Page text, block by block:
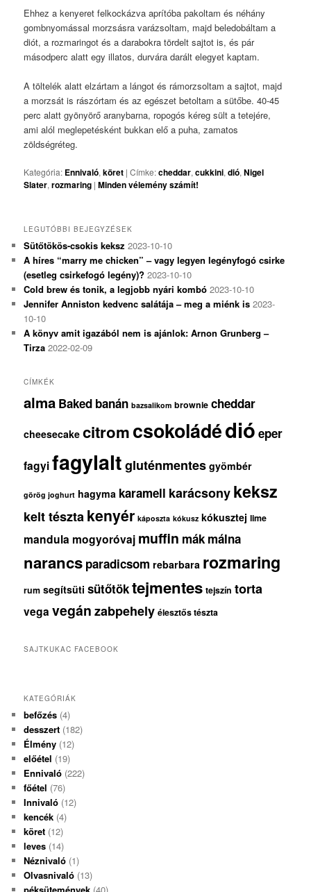
Ehhez a kenyeret felkockázva aprítóba pakoltam és néhány
gombnyomással morzsásra varázsoltam, majd beledobáltam a
diót, a rozmaringot és a darabokra tördelt sajtot is, és pár
másodperc alatt egy illatos, durvára darált elegyet kaptam.
A töltelék alatt elzártam a lángot és rámorzsoltam a sajtot, majd
a morzsát is rászórtam és az egészet betoltam a sütőbe. 40-45
perc alatt gyönyörő aranybarna, ropogós kéreg sült a tetejére,
ami alól meglepetésként bukkan elő a puha, zamatos
zöldségréteg.
Kategória: Ennivaló,köret |Címke:cheddar,cukkini,dió,Nigel
Slater,rozmaring |Minden vélemény számít!
LEGUTÓBBI BEJEGYZÉSEK
Sütőtökös-csokis keksz 2023-10-10
A híres “marry me chicken” – vagy legyen legényfogó csirke
(esetleg csirkefogó legény)? 2023-10-10
Cold brew és tonik, a legjobb nyári kombó 2023-10-10
Jennifer Anniston kedvenc salátája – meg a miénk is 2023-
10-10
A könyv amit igazából nem is ajánlok: Arnon Grunberg –
Tirza 2022-02-09
CÍMKÉK
alma Baked banán bazsalikom brownie cheddar
cheesecake citromcsokoládédió eper
fagyifagylaltgluténmentes gyömbér
görög joghurt hagyma karamell karácsonykeksz
kelt tésztakenyér káposzta kókusz kókusztej lime
mandula mogyoróvaj muffin mák málna
narancs paradicsom rebarbara rozmaring
rum segítsüti sütőtöktejmentes tejszín torta
vega vegánzabpehely élesztős tészta
SAJTKUKAC FACEBOOK
KATEGÓRIÁK
befőzés (4)
desszert (182)
Élmény (12)
előétel (19)
Ennivaló (222)
főétel (76)
Innivaló (12)
kencék (4)
köret (12)
leves (14)
Néznivaló (1)
Olvasnivaló (13)